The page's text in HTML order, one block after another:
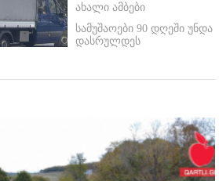
ახალი ამბები
სამუშაოები 90 დღეში უნდა
დასრულდეს